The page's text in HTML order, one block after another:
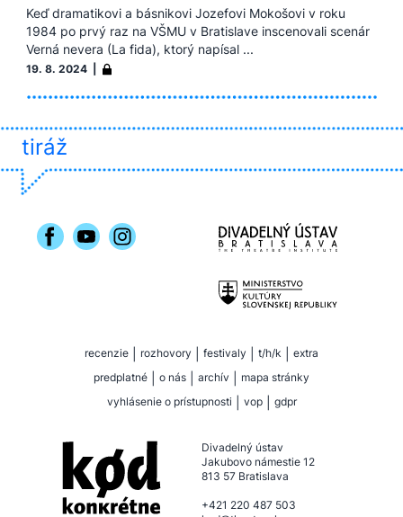
Keď dramatikovi a básnikovi Jozefovi Mokošovi v roku
1984 po prvý raz na VŠMU v Bratislave inscenovali scenár
Verná nevera (La fida), ktorý napísal ...
19. 8. 2024 |
tiráž
recenzie rozhovory festivaly t/h/k
extra
predplatné
o nás archív
mapa stránky
vyhlásenie o prístupnosti
vop gdpr
Divadelný ústav
Jakubovo námestie 12
813 57 Bratislava
+421 220 487 503